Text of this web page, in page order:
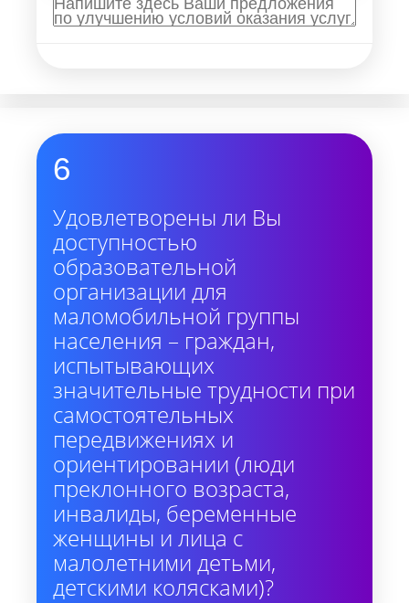
6
Удовлетворены ли Вы
доступностью
образовательной
организации для
маломобильной группы
населения – граждан,
испытывающих
значительные трудности при
самостоятельных
передвижениях и
ориентировании (люди
преклонного возраста,
инвалиды, беременные
женщины и лица с
малолетними детьми,
детскими колясками)?